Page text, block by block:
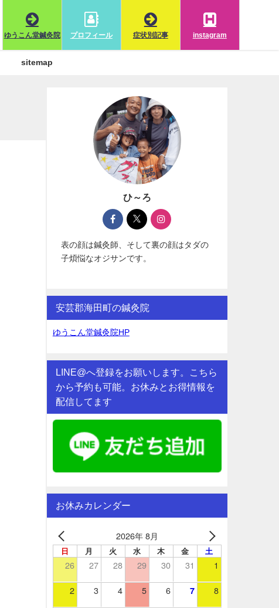
ゆうこん堂鍼灸院 プロフィール 症状別記事 instagram
sitemap
ひ～ろ
表の顔は鍼灸師、そして裏の顔はタダの
子煩悩なオジサンです。
安芸郡海田町の鍼灸院
ゆうこん堂鍼灸院HP
LINE@へ登録をお願いします。こちら
から予約も可能。お休みとお得情報を
配信してます
お休みカレンダー
2026年 8月
日 月 火 水 木 金 土
26 27 28 29 30 31 1
2 3 4 5 6 7 8